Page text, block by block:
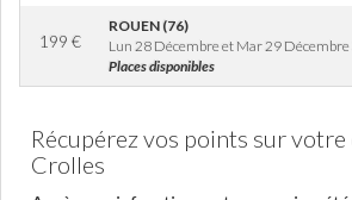
199 €
ROUEN (76)
Lun 28 Décembre et Mar 29
Places disponibles
Récupérez vos points sur votre
Crolles